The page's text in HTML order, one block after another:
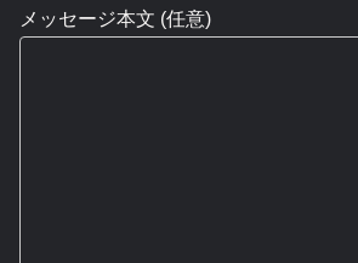
メッセージ本文 (任意)